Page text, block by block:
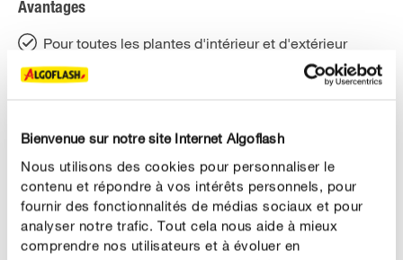
Bienvenue sur notre site Internet Algoflash
Nous utilisons des cookies pour personnaliser le
contenu et répondre à vos intérêts personnels, pour
fournir des fonctionnalités de médias sociaux et pour
analyser notre trafic. Tout cela nous aide à mieux
comprendre nos utilisateurs et à évoluer en
Avantages
Pour toutes les plantes d'intérieur et d'extérieur
Capacité de rétention en eau élevée
Réduit la fréquence d'arrosage
Pour des plantes pleines de vitalité même par temps
sec !